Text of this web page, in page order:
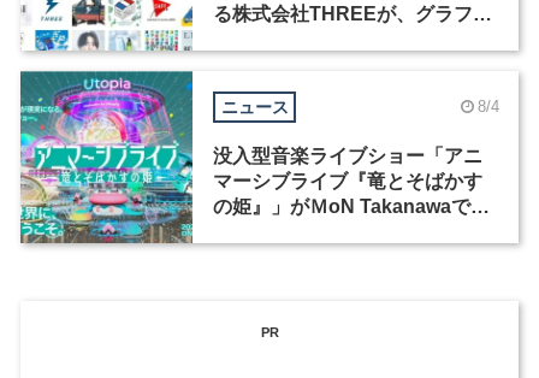
る株式会社THREEが、グラフィ
ニュース 8/4
没入型音楽ライブショー「アニ
マーシブライブ『竜とそばかす
の姫』」がＭoN Takanawaで開
PR